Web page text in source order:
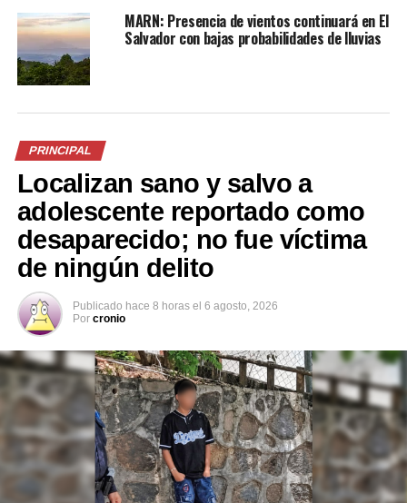
Centroamérica, sin llegar al 8 % en ningún mes, y
distanciándose de la situación que atravesaron
Honduras, Costa Rica y Nicaragua, los cuales
trascendieron los dos dígitos durante varios meses.
Douglas Rodríguez, presidente del BCR. / Foto: Diario El
Salvador.
Para el presidente del BCR, Douglas Rodríguez, este
desempeño favorable de la economía salvadoreña se
debe a las medidas implementadas por el Gobierno del
presidente Nayib Bukele desde marzo de este año, las
cuales comprendieron fijación de los precios de los
combustibles, el gas propano y la energía eléctrica.
MARN: Presencia de vientos continuará en El
Salvador con bajas probabilidades de lluvias
PRINCIPAL
Localizan sano y salvo a
adolescente reportado como
desaparecido; no fue víctima
de ningún delito
Publicado hace 8 horas el 6 agosto, 2026
Por cronio